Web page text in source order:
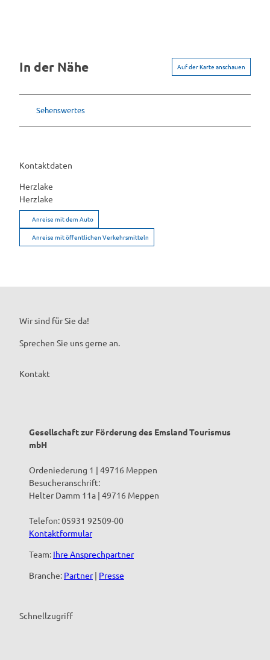
In der Nähe Auf der Karte anschauen
Sehenswertes
Kontaktdaten
Herzlake
Herzlake
Anreise mit dem Auto
Anreise mit öffentlichen Verkehrsmitteln
Wir sind für Sie da!
Sprechen Sie uns gerne an.
Kontakt
Gesellschaft zur Förderung des Emsland Tourismus
mbH
Ordeniederung 1 | 49716 Meppen
Besucheranschrift:
Helter Damm 11a | 49716 Meppen
Telefon: 05931 92509-00
Kontaktformular
Team: Ihre Ansprechpartner
Branche: Partner| Presse
Schnellzugriff